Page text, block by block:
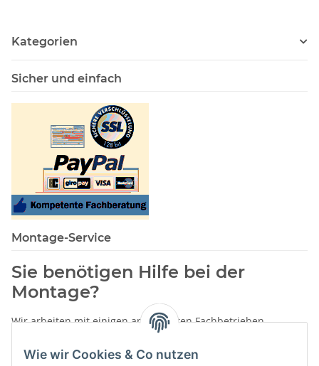
Wie wir Cookies & Co nutzen
Kategorien
Sicher und einfach
Montage-Service
Sie benötigen Hilfe bei der
Montage?
Wir arbeiten mit einigen anerkannten Fachbetrieben
Rufen Sie uns einfach an: